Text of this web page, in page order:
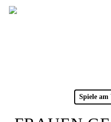
Skip
Spiele am